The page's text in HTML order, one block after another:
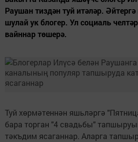
Раушан тиздән туй итәләр.
шулай ук блогер. Ул социаль
вайннар төшерә.
Туй хөрмәтеннән яшьләргә
бара торган "4 свадьбы"
тәкъдим ясаганнар. Аларга